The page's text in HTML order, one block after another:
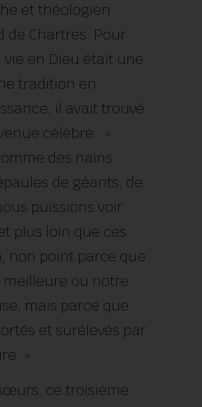
et théologien
de Chartres. Pour
en Dieu était une
tradition en
il avait trouvé
célèbre : «
des nains
de géants, de
puissions voir
plus loin que ces
non point parce que
ou notre
mais parce que
et surélevés par
»
ce troisième